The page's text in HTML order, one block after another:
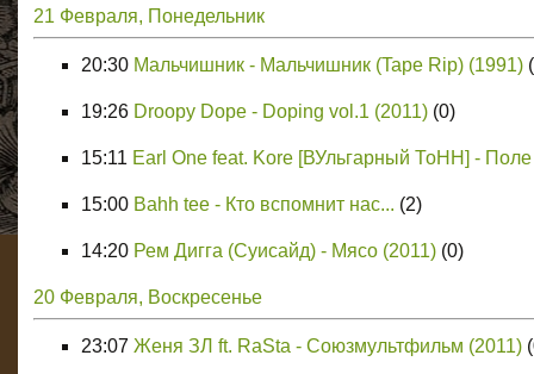
21 Февраля, Понедельник
20:30 Мальчишник - Мальчишник (Tape Rip) (1991)
19:26 Droopy Dope - Doping vol.1 (2011) (0)
15:11 Earl One feat. Kore [ВУльгарный ТоНН] -
15:00 Bahh tee - Кто вспомнит нас... (2)
14:20 Рем Дигга (Суисайд) - Мясо (2011) (0)
20 Февраля, Воскресенье
23:07 Женя ЗЛ ft. RaSta - Союзмультфильм (2011)